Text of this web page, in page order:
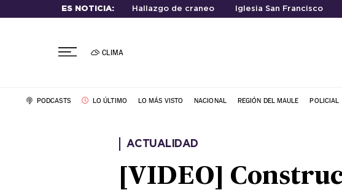
ES NOTICIA: Hallazgo de craneo Iglesia San Francisco
CLIMA
PODCASTS LO ÚLTIMO LO MÁS VISTO NACIONAL REGIÓN DEL MAULE POLICIAL
ACTUALIDAD
[VIDEO]